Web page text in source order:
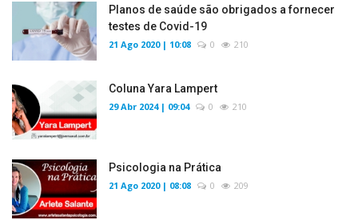
Planos de saúde são obrigados a fornecer
testes de Covid-19
21 Ago 2020 | 10:08 0 210
Coluna Yara Lampert
29 Abr 2024 | 09:04 0 210
Psicologia na Prática
21 Ago 2020 | 08:08 0 209